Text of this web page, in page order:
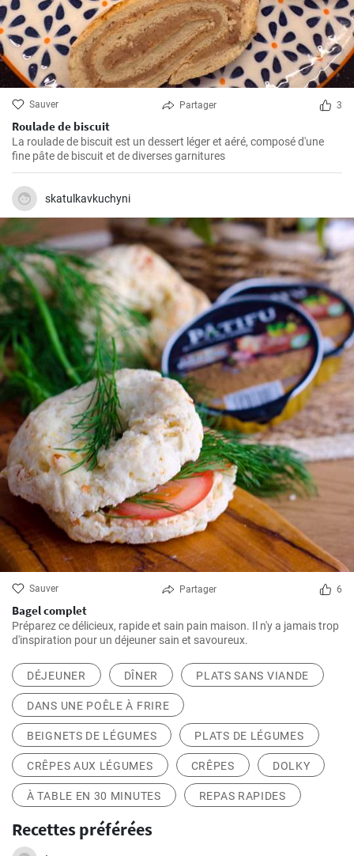
Sauver Partager 3
Roulade de biscuit
La roulade de biscuit est un dessert léger et aéré, composé d'une
fine pâte de biscuit et de diverses garnitures
skatulkavkuchyni
Sauver Partager 6
Bagel complet
Préparez ce délicieux, rapide et sain pain maison. Il n'y a jamais trop
d'inspiration pour un déjeuner sain et savoureux.
DÉJEUNER DÎNER PLATS SANS VIANDE
DANS UNE POÊLE À FRIRE
BEIGNETS DE LÉGUMES PLATS DE LÉGUMES
CRÊPES AUX LÉGUMES CRÊPES DOLKY
À TABLE EN 30 MINUTES REPAS RAPIDES
Recettes préférées